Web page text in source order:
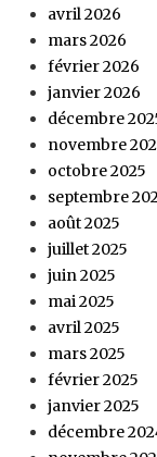
avril 2026
mars 2026
février 2026
janvier 2026
décembre
novembre
octobre 2025
septembre
août 2025
juillet 2025
juin 2025
mai 2025
avril 2025
mars 2025
février 2025
janvier 2025
décembre